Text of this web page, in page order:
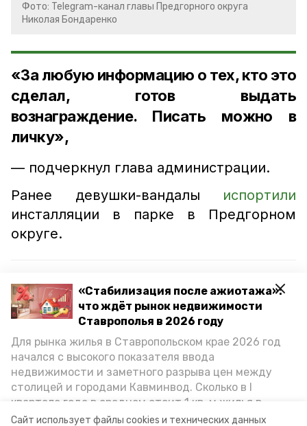
Сайт использует файлы cookies и технических данных
«Стабилизация после ажиотажа»:
что ждёт рынок недвижимости
Ставрополья в 2026 году
Для рынка жилья в Ставропольском крае 2026 год
начался с высокого показателя ввода
недвижимости и заметного разрыва цен между
столицей и городами Кавминвод. Сколько в I
квартале года в среднем стоит 1 кв. м жилья в
городах и округах региона, как изменился спрос на
Фото: Telegram-канал главы Предгорного округа
Николая Бондаренко
«За любую информацию о тех, кто это
сделал, готов выдать
вознаграждение. Писать можно в
личку»,
— подчеркнул глава администрации.
Ранее девушки-вандалы испортили
инсталляции в парке в Предгорном
округе.
Голосование по национальному проекту
продолжается в Предгорном округе
Новый парк появится в Предгорье благодаря
нацпроекту